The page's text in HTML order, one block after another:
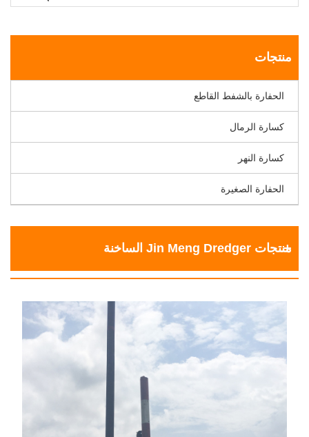
منتجات
الحفارة بالشفط القاطع
كسارة الرمال
كسارة النهر
الحفارة الصغيرة
منتجات Jin Meng Dredger الساخنة